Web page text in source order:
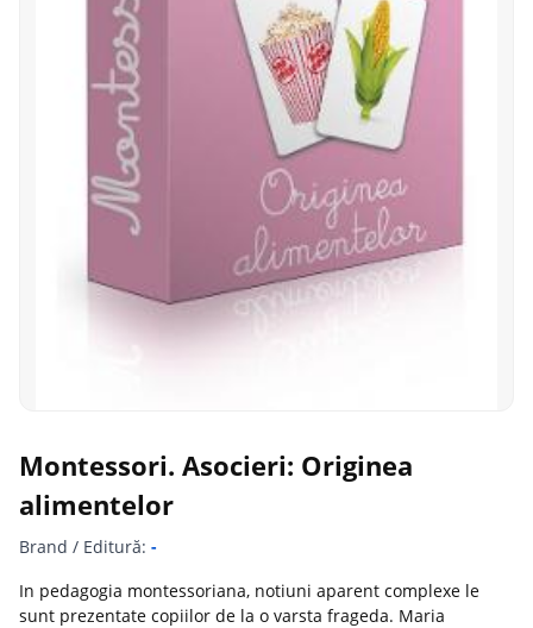
Montessori. Asocieri: Originea
alimentelor
Brand / Editură: -
In pedagogia montessoriana, notiuni aparent complexe le
sunt prezentate copiilor de la o varsta frageda. Maria